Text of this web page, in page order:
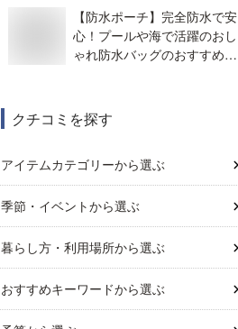
【防水ポーチ】完全防水で安
心！プールや海で活躍のおし
ゃれ防水バッグのおすすめ
クチコミを探す
アイテムカテゴリーから選ぶ
季節・イベントから選ぶ
暮らし方・利用場所から選ぶ
おすすめキーワードから選ぶ